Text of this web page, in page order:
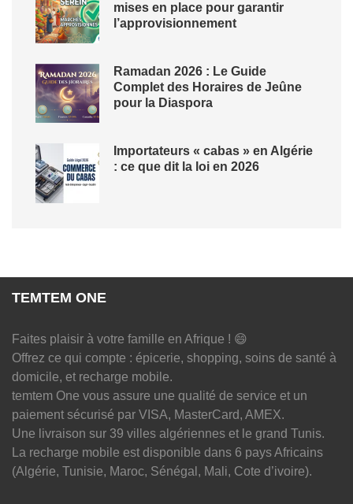
mises en place pour garantir
l’approvisionnement
Ramadan 2026 : Le Guide
Complet des Horaires de Jeûne
pour la Diaspora
Importateurs « cabas » en Algérie
: ce que dit la loi en 2026
TEMTEM ONE
Faites plaisir à votre famille en Afrique ! 😄
Offrez ce qui compte : épicerie, shopping, soins de santé à
domicile, et recharge mobile.
temtem One vous assure une qualité de service et un
paiement sécurisé par VISA, MasterCard, AMEX.
Une livraison sur 39 villes algériennes et le grand Tunis.
La recharge mobile est disponible dans 6 pays Africains
(Algérie, Tunisie, Maroc, Sénégal, Mali, Cote d’ivoire).